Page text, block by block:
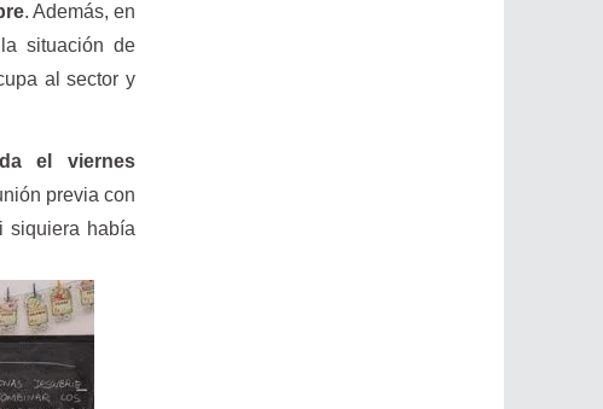
. Además, en
situación de
al sector y
el viernes
previa con
siquiera había